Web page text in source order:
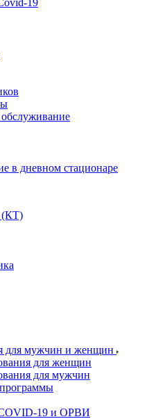
19
в дневном стационаре
(КТ)
для мужчин и женщин
для женщин
для мужчин
COVID-19 и ОРВИ